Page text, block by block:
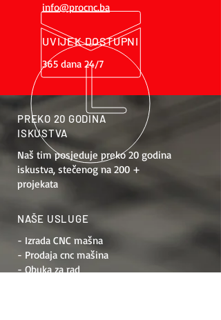
info@procnc.ba
UVIJEK DOSTUPNI
365 dana 24/7
PREKO 20 GODINA
ISKUSTVA
Naš tim posjeduje preko 20 godina
iskustva, stečenog na 200 +
projekata
NAŠE USLUGE
- Izrada CNC mašna
- Prodaja cnc mašina
- Obuka za rad